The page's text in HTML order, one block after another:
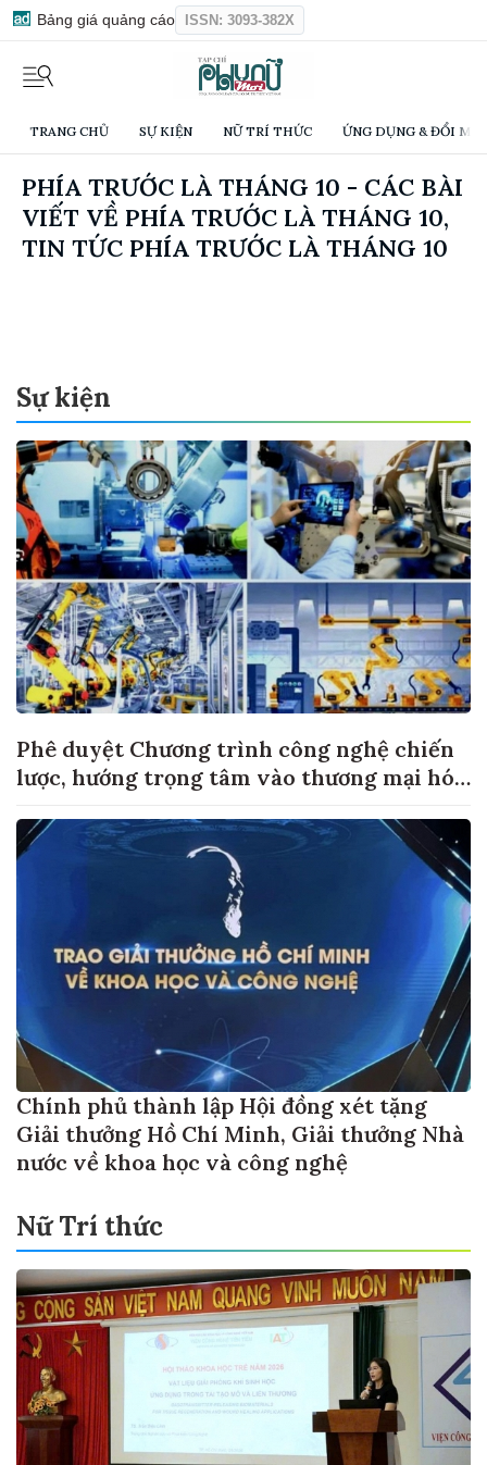
Bảng giá quảng cáo ISSN: 3093-382X
TRANG CHỦ SỰ KIỆN NỮ TRÍ THỨC ỨNG DỤNG & ĐỔI
PHÍA TRƯỚC LÀ THÁNG 10 - CÁC BÀI
VIẾT VỀ PHÍA TRƯỚC LÀ THÁNG 10,
TIN TỨC PHÍA TRƯỚC LÀ THÁNG 10
Sự kiện
Phê duyệt Chương trình công nghệ chiến
lược, hướng trọng tâm vào thương mại hóa
Chính phủ thành lập Hội đồng xét tặng
Giải thưởng Hồ Chí Minh, Giải thưởng Nhà
nước về khoa học và công nghệ
Nữ Trí thức